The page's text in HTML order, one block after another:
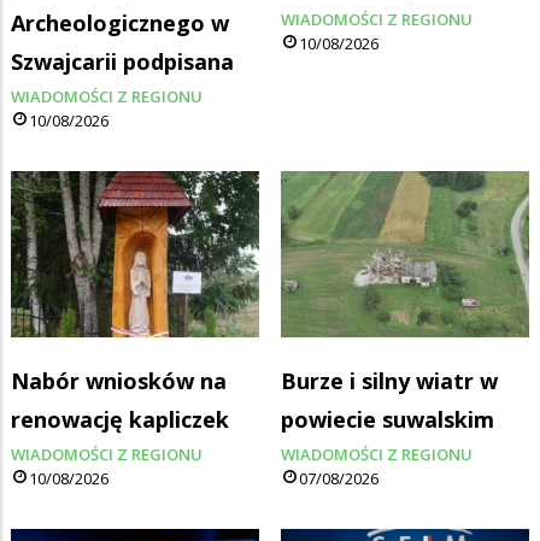
Archeologicznego w
Szwajcarii podpisana
WIADOMOŚCI Z REGIONU
10/08/2026
WIADOMOŚCI Z REGIONU
10/08/2026
Nabór wniosków na
renowację kapliczek
WIADOMOŚCI Z REGIONU
10/08/2026
Burze i silny wiatr w
powiecie suwalskim
WIADOMOŚCI Z REGIONU
07/08/2026